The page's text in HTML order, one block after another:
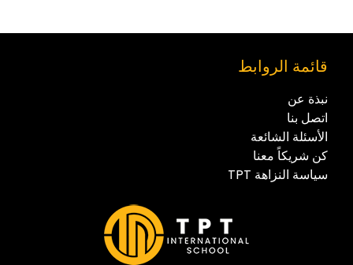
قائمة الروابط
نبذة عن
اتصل بنا
الأسئلة الشائعة
كن شريكاً معنا
سياسة النزاهة TPT